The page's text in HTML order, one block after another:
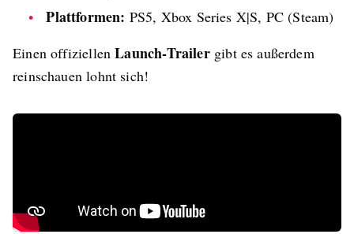
Plattformen: PS5, Xbox Series X|S, PC (Steam)
Einen offiziellenLaunch-Trailergibt es außerdem
reinschauen lohnt sich!